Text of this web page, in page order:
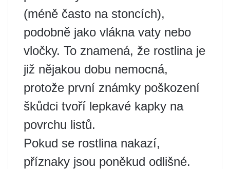
(méně často na stoncích),
podobně jako vlákna vaty nebo
vločky. To znamená, že rostlina je
již nějakou dobu nemocná,
protože první známky poškození
škůdci tvoří lepkavé kapky na
povrchu listů.
Pokud se rostlina nakazí,
příznaky jsou poněkud odlišné.